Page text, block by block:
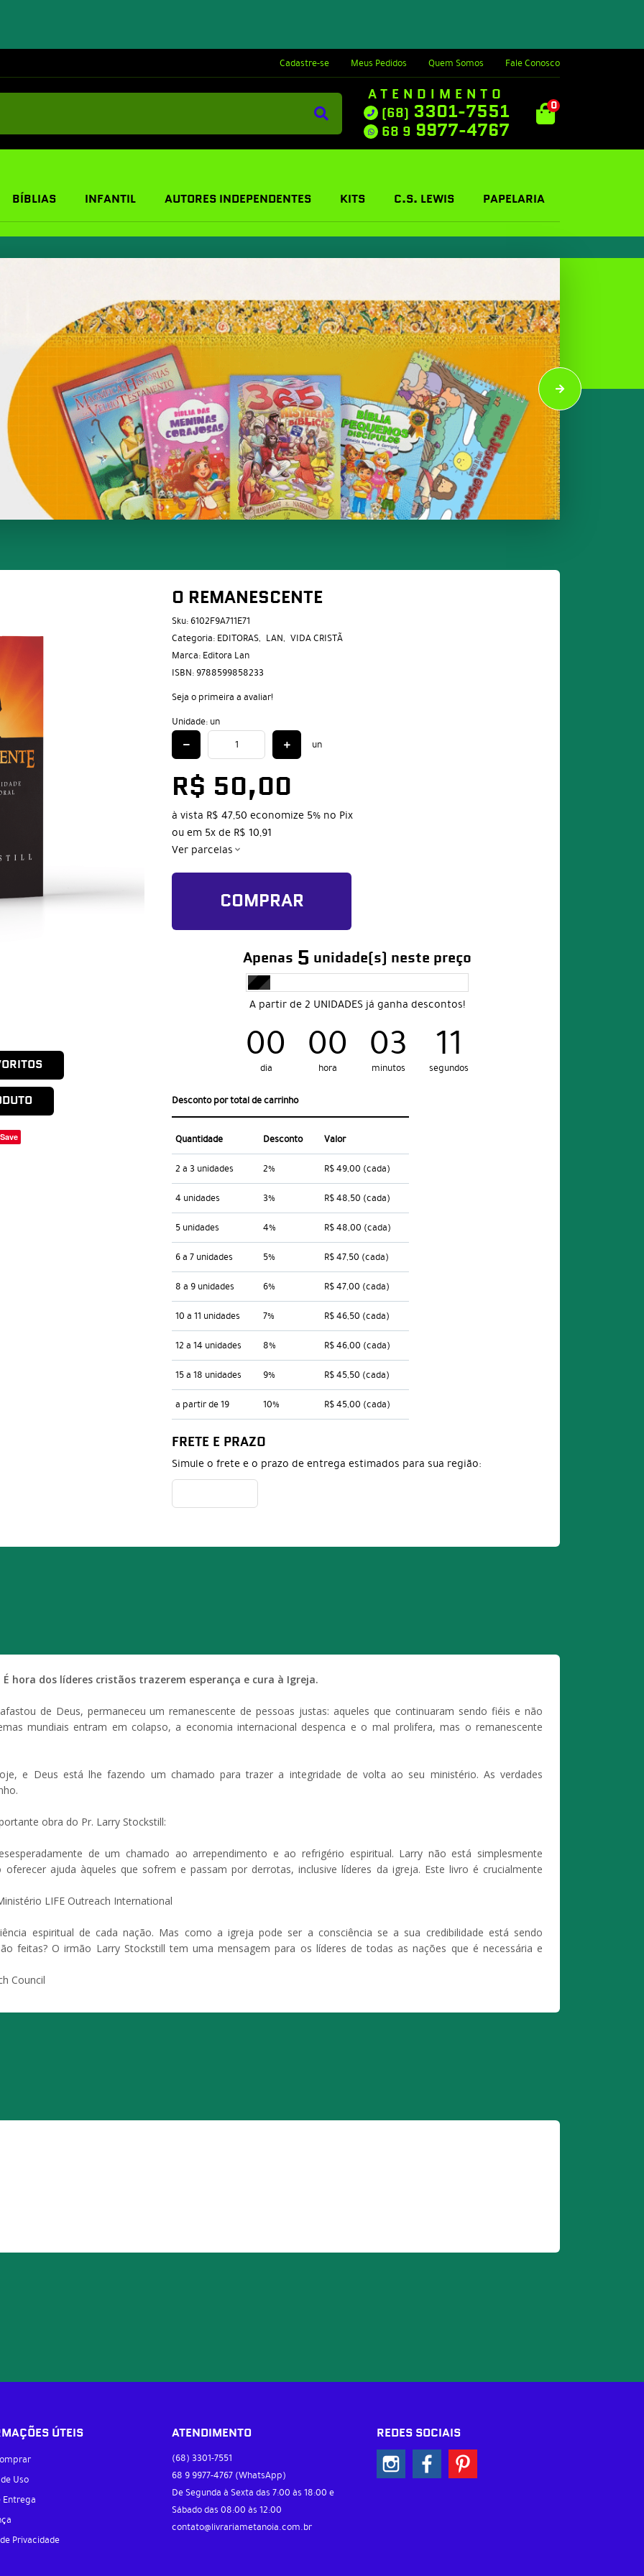
Cadastre-se Meus Pedidos Quem Somos Fale Conosco
ATENDIMENTO
(68) 3301-7551
68 9 9977-4767
0
BÍBLIAS INFANTIL AUTORES INDEPENDENTES KITS C.S. LEWIS PAPELARIA
Save
O REMANESCENTE
Sku: 6102F9A711E71
Categoria: EDITORAS LAN VIDA CRISTÃ
Marca: Editora Lan
ISBN: 9788599858233
Seja o primeira a avaliar!
Unidade: un
un
R$ 50,00
à vista R$ 47,50 economize 5% no Pix
ou em 5xde R$ 10,91
Ver parcelas
COMPRAR
Apenas 5 unidade(s) neste preço
A partir de 2 UNIDADES já ganha descontos!
00
dia 00
hora 03
minutos 10
segundos
Desconto por total de carrinho
Quantidade Desconto Valor
2 a 3 unidades 2% R$ 49,00 (cada)
4 unidades 3% R$ 48,50 (cada)
5 unidades 4% R$ 48,00 (cada)
6 a 7 unidades 5% R$ 47,50 (cada)
8 a 9 unidades 6% R$ 47,00 (cada)
10 a 11 unidades 7% R$ 46,50 (cada)
12 a 14 unidades 8% R$ 46,00 (cada)
15 a 18 unidades 9% R$ 45,50 (cada)
a partir de 19 10% R$ 45,00 (cada)
FRETE E PRAZO
Simule o frete e o prazo de entrega estimados para sua região:
É hora dos líderes cristãos trazerem esperança e cura à Igreja.
de Deus, permaneceu um remanescente de pessoas justas: aqueles que continuaram sendo fiéis e não
mundiais entram em colapso, a economia internacional despenca e o mal prolifera, mas o remanescente
e Deus está lhe fazendo um chamado para trazer a integridade de volta ao seu ministério. As verdades
obra do Pr. Larry Stockstill:
de um chamado ao arrependimento e ao refrigério espiritual. Larry não está simplesmente
ajuda àqueles que sofrem e passam por derrotas, inclusive líderes da igreja. Este livro é crucialmente
LIFE Outreach International
espiritual de cada nação. Mas como a igreja pode ser a consciência se a sua credibilidade está sendo
feitas? O irmão Larry Stockstill tem uma mensagem para os líderes de todas as nações que é necessária e
Council
ÚTEIS
Uso
Entrega
Privacidade
ATENDIMENTO
(68) 3301-7551
68 9 9977-4767 (WhatsApp)
De Segunda à Sexta das 7:00 às 18:00 e
Sábado das 08:00 às 12:00
contato@livrariametanoia.com.br
REDES SOCIAIS